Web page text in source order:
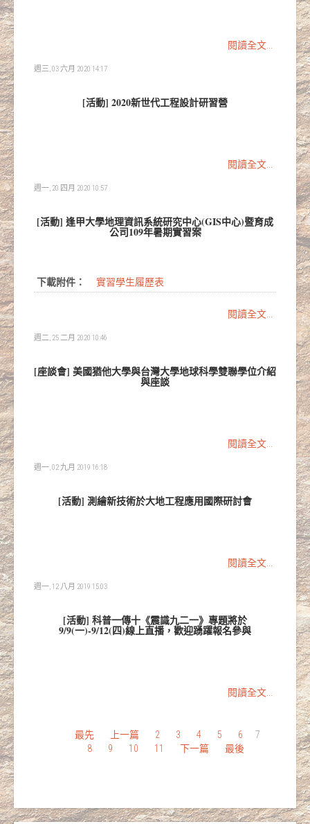
閱讀全文...
週三, 03 六月 2020 14:17
[活動] 2020新世代工程設計研習營
閱讀全文...
週一, 20 四月 2020 10:57
[活動] 逢甲大學地理資訊系統研究中心(GIS中心)暨育成
公司109年暑期實習案
下載附件： 實習學生履歷表
閱讀全文...
週二, 25 二月 2020 10:46
[座談會] 美國猶他大學與台灣大學地球科學雙聯學位介紹
與座談
閱讀全文...
週一, 02 九月 2019 16:18
[活動] 測繪新技術於大地工程應用國際研討會
閱讀全文...
週一, 12 八月 2019 15:03
[活動] 科普一傳十《震識九二一》專題將於
9/9(一)-9/12(四)線上直播，歡迎踴躍報名參與
閱讀全文...
最先 上一篇 2 3 4 5 6
7
8
9 10 11 下一篇 最後